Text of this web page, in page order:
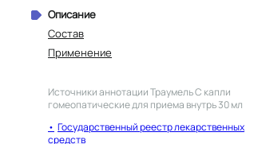
Описание
Состав
Применение
Источники аннотацииТраумель С капли
гомеопатические для приема внутрь 30 мл
Государственный реестр лекарственных
средств